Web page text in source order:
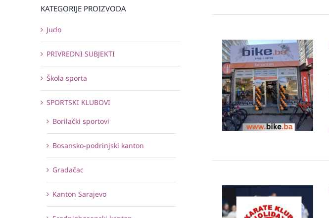
KATEGORIJE PROIZVODA
Judo
PRIVREDNI SUBJEKTI
Škola sporta
SPORTSKI KLUBOVI
Borilački sportovi
Bosansko-podrinjski kanton
Gradačac
Kanton Sarajevo